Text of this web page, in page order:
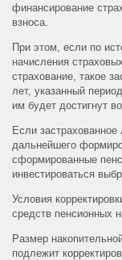
финансирование
взноса.
При этом, если по
начисления
страхование, такое
лет, указанный
им будет достигнут
Если
дальнейшего
сформированные
инвестироваться
Условия
средств пенсионных
Размер
подлежит